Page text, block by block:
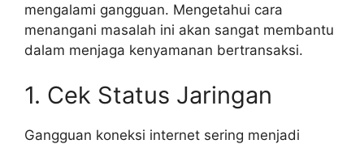
mengalami gangguan. Mengetahui cara
menangani masalah ini akan sangat membantu
dalam menjaga kenyamanan bertransaksi.
1. Cek Status Jaringan
Gangguan koneksi internet sering menjadi